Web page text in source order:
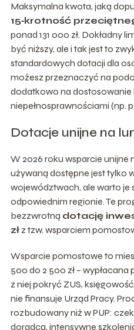
Maksymalna kwota, jaką
15‑krotność
ponad 131 000 zł. Dokładny
być niższy, ale i tak jest to
standardowych dotacji dla
możesz przeznaczyć na
dodatkowo na
niepełnosprawnościami (np.
Dotacje unijne na
W 2026 roku wsparcie unijne
używaną dostępne jest tylko
województwach, ale warto je
odpowiednim regionie. Te
bezzwrotną dotację
złz tzw. wsparciem
Wsparcie pomostowe to
500 do 2 500 zł – wypłacana
z niej pokryć ZUS,
nie finansuje Urząd Pracy.
rozbudowany niż w PUP:
doradcą, intensywne